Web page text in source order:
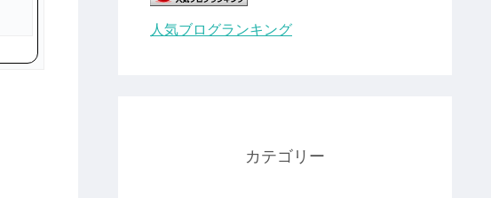
人気ブログランキング
カテゴリー